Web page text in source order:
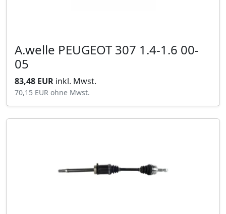
A.welle PEUGEOT 307 1.4-1.6 00-
05
83,48 EUR inkl. Mwst.
70,15 EUR ohne Mwst.